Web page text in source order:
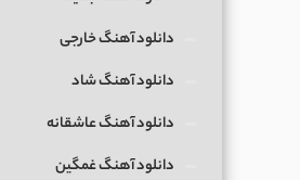
دانلود آهنگ خارجی
دانلود آهنگ شاد
دانلود آهنگ عاشقانه
دانلود آهنگ غمگین